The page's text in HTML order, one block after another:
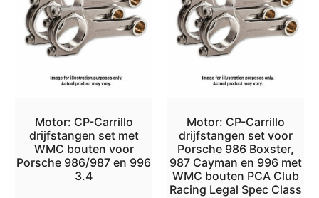
Motor: CP-Carrillo
drijfstangen set met
WMC bouten voor
Porsche 986/987 en 996
3.4
Motor: CP-Carrillo
drijfstangen set voor
Porsche 986 Boxster,
987 Cayman en 996 met
WMC bouten PCA Club
Racing Legal Spec Class